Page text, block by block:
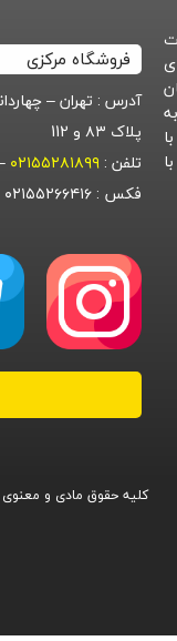
فروشگاه مرکزی
آدرس : تهران –
پلاک ۸۳ و 112
تلفن : ۰۲۱۵۵۲۸۱۸۹۹
فکس : ۰۲۱۵۵۲۶۶۴۱۶
کلیه حقوق مادی و